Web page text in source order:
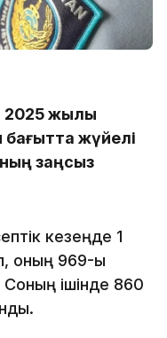
2025 жылы
бағытта жүйелі
заңсыз
кезеңде 1
оның 969-ы
ішінде 860